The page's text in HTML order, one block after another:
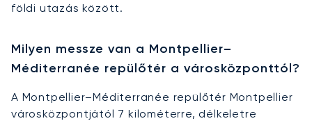
földi utazás között.
Milyen messze van a Montpellier–
Méditerranée repülőtér a városközponttól?
A Montpellier–Méditerranée repülőtér Montpellier
városközpontjától 7 kilométerre, délkeletre